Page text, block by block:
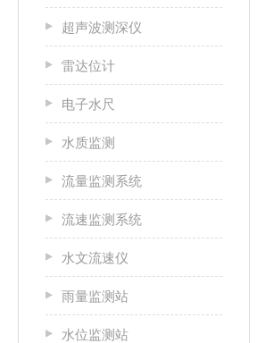
超声波测深仪
雷达位计
电子水尺
水质监测
流量监测系统
流速监测系统
水文流速仪
雨量监测站
水位监测站